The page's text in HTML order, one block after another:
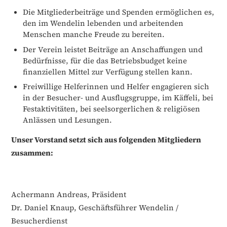
Die Mitgliederbeiträge und Spenden ermöglichen es,
den im Wendelin lebenden und arbeitenden
Menschen manche Freude zu bereiten.
Der Verein leistet Beiträge an Anschaffungen und
Bedürfnisse, für die das Betriebsbudget keine
finanziellen Mittel zur Verfügung stellen kann.
Freiwillige Helferinnen und Helfer engagieren sich
in der Besucher- und Ausflugsgruppe, im Käffeli, bei
Festaktivitäten, bei seelsorgerlichen & religiösen
Anlässen und Lesungen.
Unser Vorstand setzt sich aus folgenden Mitgliedern
zusammen:
Achermann Andreas, Präsident
Dr. Daniel Knaup, Geschäftsführer Wendelin /
Besucherdienst